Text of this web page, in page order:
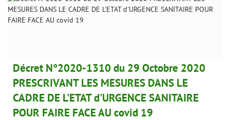
Décret N°2020-1310 du 29 Octobre 2020
PRESCRIVANT LES MESURES DANS LE
CADRE DE L'ETAT d'URGENCE SANITAIRE
POUR FAIRE FACE AU covid 19